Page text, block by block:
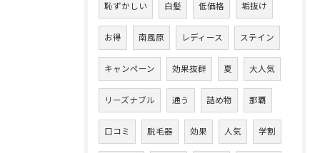
恥ずかしい 白髪 低価格 垢抜け
お得 南風原 レディース ステイン
キャンペーン 効果抜群 夏 大人気
リーズナブル 通う 詰め物 那覇
口コミ 脱毛器 効果 人気 学割